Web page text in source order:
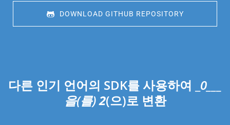
DOWNLOAD GITHUB REPOSITORY
다른 인기 언어의 SDK를 사용하여 _ 0___
을(를)2(으)로 변환